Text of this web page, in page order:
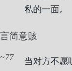
私的一面。
言简意赅
77
当对方不愿